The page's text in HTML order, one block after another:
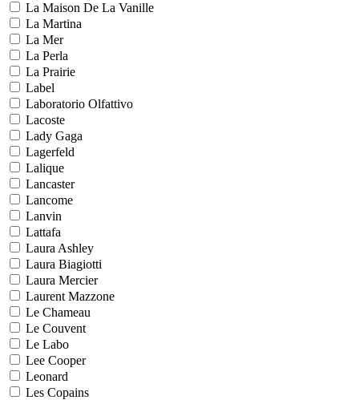
La Maison De La Vanille
La Martina
La Mer
La Perla
La Prairie
Label
Laboratorio Olfattivo
Lacoste
Lady Gaga
Lagerfeld
Lalique
Lancaster
Lancome
Lanvin
Lattafa
Laura Ashley
Laura Biagiotti
Laura Mercier
Laurent Mazzone
Le Chameau
Le Couvent
Le Labo
Lee Cooper
Leonard
Les Copains